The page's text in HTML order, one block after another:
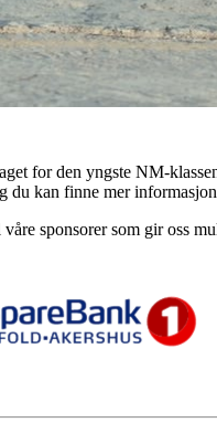
for den yngste NM-
du kan finne mer
sponsorer som gir oss